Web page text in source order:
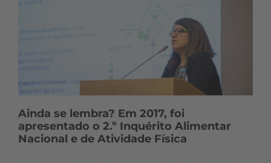
Ainda se lembra? Em 2017, foi
apresentado o 2.º Inquérito Alimentar
Nacional e de Atividade Física